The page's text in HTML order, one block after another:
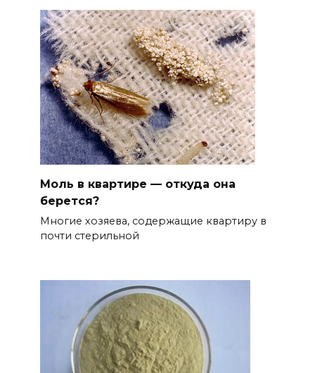
Моль в квартире — откуда она
берется?
Многие хозяева, содержащие квартиру в
почти стерильной